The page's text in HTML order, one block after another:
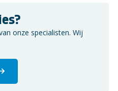
onze specialisten. Wij